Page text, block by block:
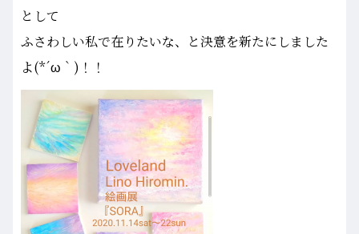
として
ふさわしい私で在りたいな、と決意を新たにしました
よ(*´ω｀)！！